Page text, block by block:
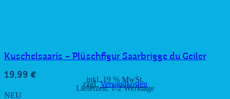
Kuschelsaaris – Plüschfigur Saarbrigge du Geiler
19,99 € inkl. 19 % MwSt.
zzgl.Versandkosten
Lieferzeit:1-2 Werktage
NEU